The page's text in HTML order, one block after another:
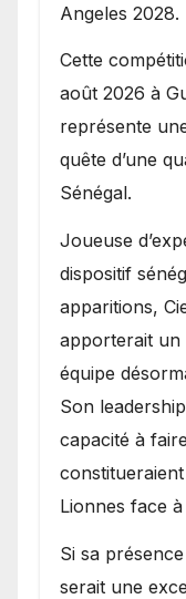
Angeles 2028.
Cette
août 2026 à
représente
quête d’une
Sénégal.
Joueuse
dispositif
apparitions,
apporterait
équipe
Son
capacité à
Lionnes face
Si sa
serait une